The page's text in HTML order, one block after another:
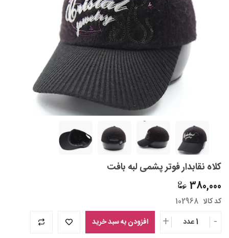
کلاه نقابدار فوتر پشمی لبه بافت
380,000
کد کالا 102968
- 1 عدد + افزودن به سبد خرید